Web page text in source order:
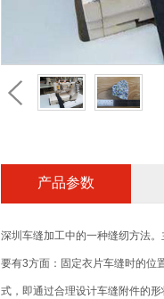
产品参数
深圳车缝加工中的一种缝纫方法
要有3方面：固定衣片车缝时的位
式，即通过合理设计车缝附件的